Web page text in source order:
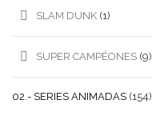
SLAM DUNK (1)
SUPER CAMPÉONES (9)
02.- SERIES ANIMADAS (154)